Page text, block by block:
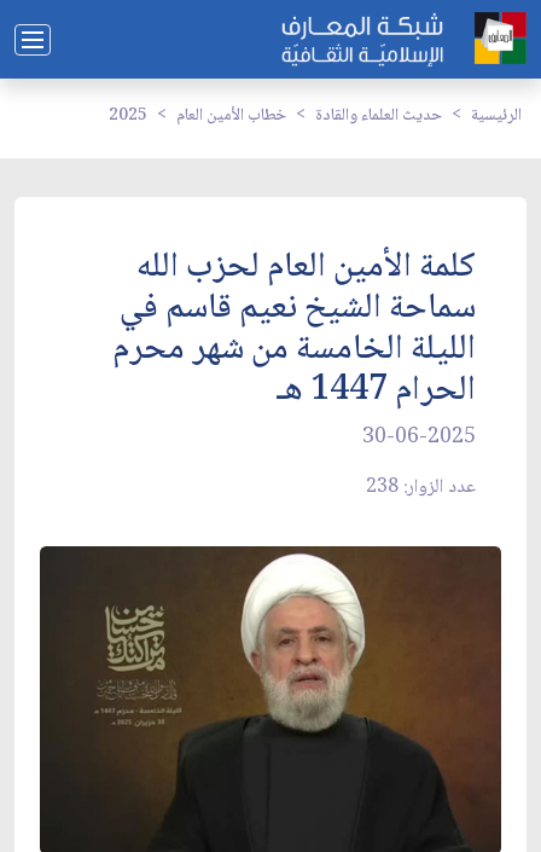
الرئيسية حديث العلماء والقادة خطاب الأمين العام 2025
كلمة الأمين العام لحزب الله
سماحة الشيخ نعيم قاسم في
الليلة الخامسة من شهر ‏محرم
الحرام 1447 هـ
30-06-2025
عدد الزوار: 238